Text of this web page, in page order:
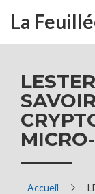
La
Accueil